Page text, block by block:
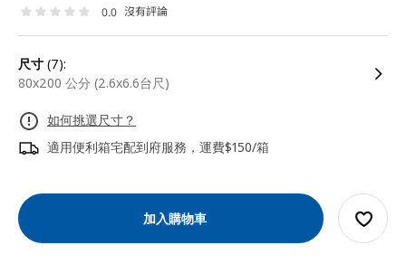
0.0 沒有評論
尺寸 (7):
80x200 公分 (2.6x6.6台尺)
如何挑選尺寸？
適用便利箱宅配到府服務，運費$150/箱
加入購物車